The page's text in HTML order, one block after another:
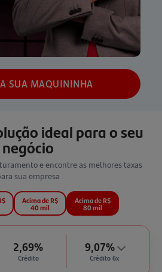
SUA MAQUININHA
ideal para o seu
negócio
e encontre as melhores taxas
sua empresa
Acima de R$
40 mil
Acima de R$
80 mil
2,69%
Crédito
9,07%
Crédito 6x